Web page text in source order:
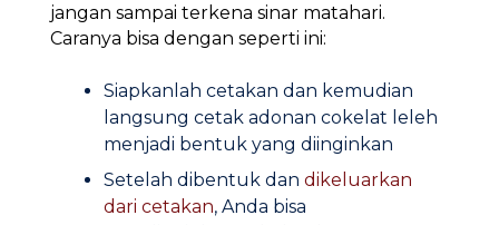
jangan sampai terkena sinar matahari.
Caranya bisa dengan seperti ini:
Siapkanlah cetakan dan kemudian
langsung cetak adonan cokelat leleh
menjadi bentuk yang diinginkan
Setelah dibentuk dan dikeluarkan
dari cetakan, Anda bisa